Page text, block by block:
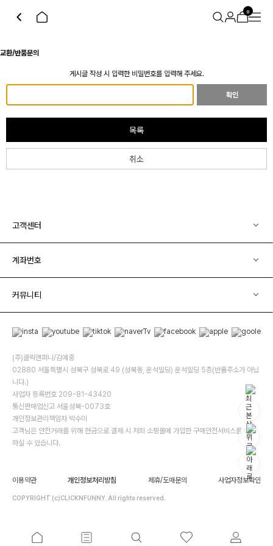
0
교환/반품문의
게시글 작성 시 입력한 비밀번호를 입력해 주세요.
확인
목록
취소
고객센터
계좌번호
커뮤니티
(주)클릭앤퍼니/김예중
02880 서울특별시 성북구 성북로 49 (성북동, 운석빌딩) 운석빌딩 5층(반품주소가 아닙
니다.)
사업자 등록번호 209-81-43420
통신판매업신고 서울성북-0073호
개인정보관리책임자 박수미
고객님은 안전거래를 위해 현금으로 결제 시 저희 소핑몰에 가입한 구매안전서비스를 이용
하실 수 있습니다.
이용약관 개인정보처리방침 제휴/도매문의 사업자정보확인
COPYRIGHT (c)CLICKNFUNNY. All rights reserved.